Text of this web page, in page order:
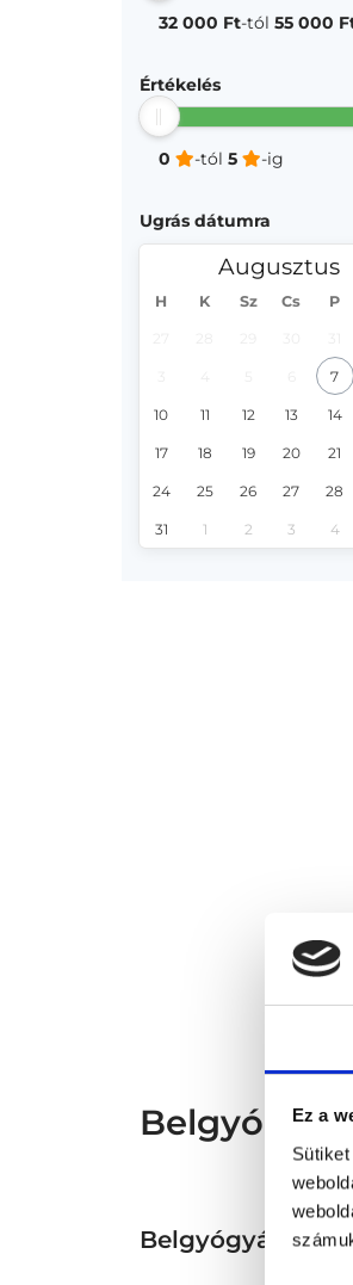
Ez a
32 000 Ft-tól 55 000
Értékelés
0 -tól 5 -ig
Ugrás dátumra
H K Sz Cs P
7
10 11 12 13 14
17 18 19 20 21
24 25 26 27 28
31 1 2 3 4
Belgyógyászat